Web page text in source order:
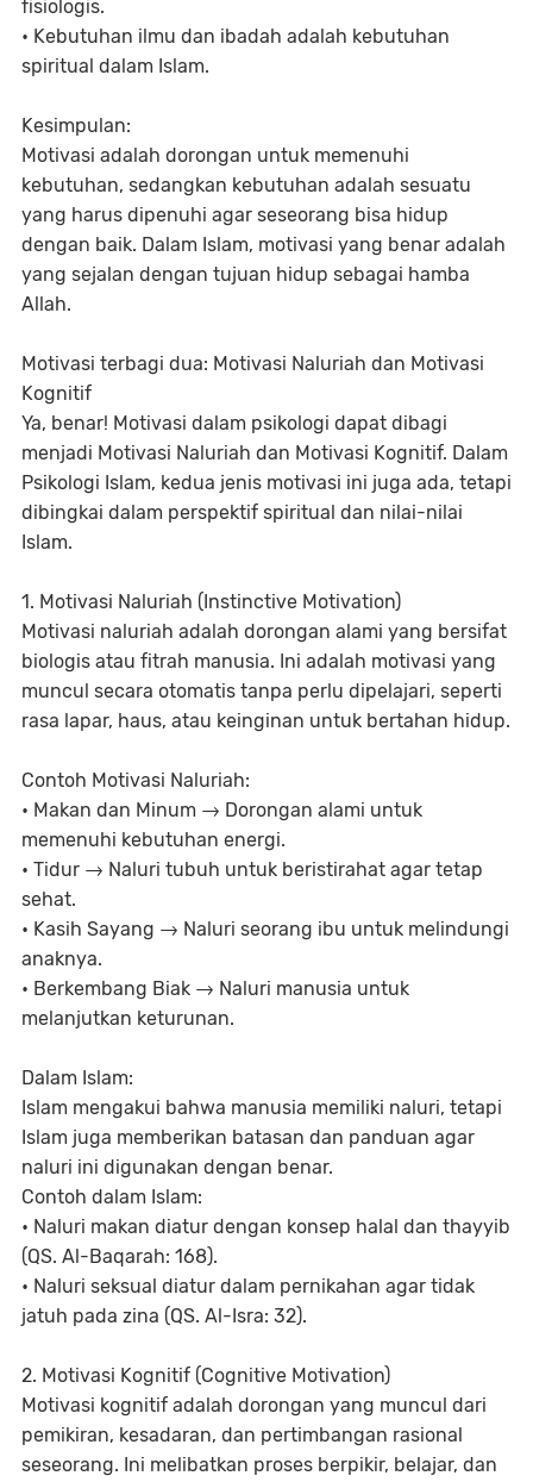
fisiologis.
• Kebutuhan ilmu dan ibadah adalah kebutuhan
spiritual dalam Islam.
Kesimpulan:
Motivasi adalah dorongan untuk memenuhi
kebutuhan, sedangkan kebutuhan adalah sesuatu
yang harus dipenuhi agar seseorang bisa hidup
dengan baik. Dalam Islam, motivasi yang benar adalah
yang sejalan dengan tujuan hidup sebagai hamba
Allah.
Motivasi terbagi dua: Motivasi Naluriah dan Motivasi
Kognitif
Ya, benar! Motivasi dalam psikologi dapat dibagi
menjadi Motivasi Naluriah dan Motivasi Kognitif. Dalam
Psikologi Islam, kedua jenis motivasi ini juga ada, tetapi
dibingkai dalam perspektif spiritual dan nilai-nilai
Islam.
1. Motivasi Naluriah (Instinctive Motivation)
Motivasi naluriah adalah dorongan alami yang bersifat
biologis atau fitrah manusia. Ini adalah motivasi yang
muncul secara otomatis tanpa perlu dipelajari, seperti
rasa lapar, haus, atau keinginan untuk bertahan hidup.
Contoh Motivasi Naluriah:
• Makan dan Minum → Dorongan alami untuk
memenuhi kebutuhan energi.
• Tidur → Naluri tubuh untuk beristirahat agar tetap
sehat.
• Kasih Sayang → Naluri seorang ibu untuk melindungi
anaknya.
• Berkembang Biak → Naluri manusia untuk
melanjutkan keturunan.
Dalam Islam:
Islam mengakui bahwa manusia memiliki naluri, tetapi
Islam juga memberikan batasan dan panduan agar
naluri ini digunakan dengan benar.
Contoh dalam Islam:
• Naluri makan diatur dengan konsep halal dan thayyib
(QS. Al-Baqarah: 168).
• Naluri seksual diatur dalam pernikahan agar tidak
jatuh pada zina (QS. Al-Isra: 32).
2. Motivasi Kognitif (Cognitive Motivation)
Motivasi kognitif adalah dorongan yang muncul dari
pemikiran, kesadaran, dan pertimbangan rasional
seseorang. Ini melibatkan proses berpikir, belajar, dan